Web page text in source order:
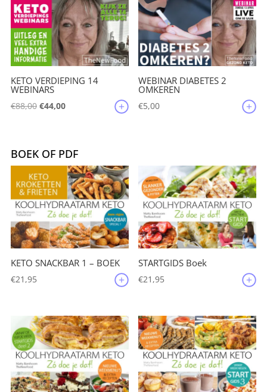
€209,85.€199,50.
KETO VERDIEPING 14
WEBINARS
€88,00 Oorspronkelijke
€88,00.
€44,00Huidige
€44,00.
WEBINAR DIABETES 2
OMKEREN
€5,00
BOEK OF PDF
KETO SNACKBAR 1 – BOEK
€21,95
STARTGIDS Boek
€21,95